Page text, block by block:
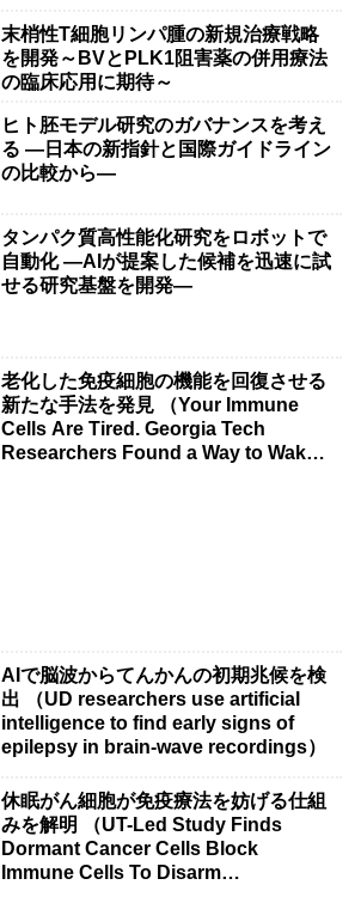
末梢性T細胞リンパ腫の新規治療戦略
を開発～BVとPLK1阻害薬の併用療法
の臨床応用に期待～
ヒト胚モデル研究のガバナンスを考え
る ―日本の新指針と国際ガイドライン
の比較から―
タンパク質高性能化研究をロボットで
自動化 ―AIが提案した候補を迅速に試
せる研究基盤を開発―
老化した免疫細胞の機能を回復させる
新たな手法を発見 （Your Immune
Cells Are Tired. Georgia Tech
Researchers Found a Way to Wake
AIで脳波からてんかんの初期兆候を検
出 （UD researchers use artificial
intelligence to find early signs of
epilepsy in brain-wave recordings）
休眠がん細胞が免疫療法を妨げる仕組
みを解明 （UT-Led Study Finds
Dormant Cancer Cells Block
Immune Cells To Disarm